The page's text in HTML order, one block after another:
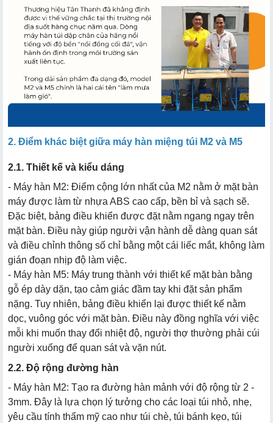
2. Điểm khác biệt giữa máy hàn miệng túi M2 và M5
2.1. Thiết kế và kiểu dáng
- Máy hàn M2: Điểm cộng lớn nhất của M2 nằm ở mặt bàn
máy được làm từ nhựa ABS cao cấp, bền bỉ và sạch sẽ.
Đặc biệt, bảng điều khiển được đặt nằm ngang ngay trên
mặt bàn. Điều này giúp người vận hành dễ dàng quan sát
và điều chỉnh thông số chỉ bằng một cái liếc mắt, không làm
gián đoạn nhịp độ làm việc.
- Máy hàn M5: Máy trung thành với thiết kế mặt bàn bằng
gỗ ép dày dặn, tạo cảm giác đầm tay khi đặt sản phẩm
nặng. Tuy nhiên, bảng điều khiển lại được thiết kế nằm
dọc, vuông góc với mặt bàn. Điều này đồng nghĩa với việc
mỗi khi muốn thay đổi nhiệt độ, người thợ thường phải cúi
người xuống để quan sát và vặn nút.
2.2. Độ rộng đường hàn
- Máy hàn M2: Tạo ra đường hàn mảnh với độ rộng từ 2 -
3mm. Đây là lựa chọn lý tưởng cho các loại túi nhỏ, nhẹ,
yêu cầu tính thẩm mỹ cao như túi chè, túi bánh kẹo, túi